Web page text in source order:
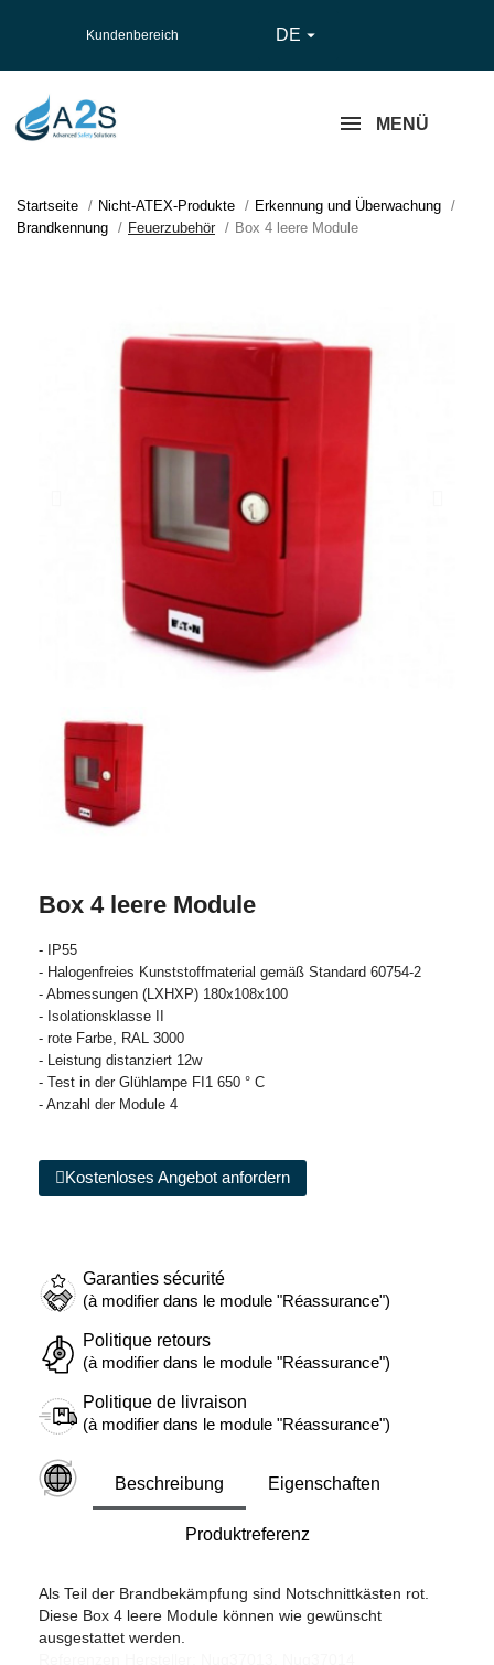
Kundenbereich DE 
MENÜ
Startseite Nicht-ATEX-Produkte
Erkennung und Überwachung
Brandkennung
Feuerzubehör Box 4 leere Module
Box 4 leere Module
- IP55
- Halogenfreies Kunststoffmaterial gemäß Standard 60754-2
- Abmessungen (LXHXP) 180x108x100
- Isolationsklasse II
- rote Farbe, RAL 3000
- Leistung distanziert 12w
- Test in der Glühlampe FI1 650 ° C
- Anzahl der Module 4
Kostenloses Angebot anfordern
Garanties sécurité
(à modifier dans le module "Réassurance")
Politique retours
(à modifier dans le module "Réassurance")
Politique de livraison
(à modifier dans le module "Réassurance")
Beschreibung Eigenschaften
Produktreferenz
Als Teil der Brandbekämpfung sind Notschnittkästen rot.
Diese Box 4 leere Module können wie gewünscht
ausgestattet werden.